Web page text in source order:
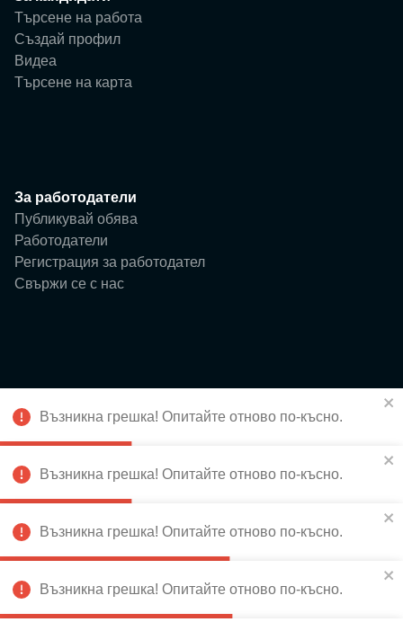
Търсене на работа
Създай профил
Видеа
Търсене на карта
За работодатели
Публикувай обява
Работодатели
Регистрация за работодател
Свържи се с нас
Блог
Събития
За нас
Истории
Абонирай се за новини
Възникна грешка! Опитайте отново по-късно.
Възникна грешка! Опитайте отново по-късно.
Възникна грешка! Опитайте отново по-късно.
Възникна грешка! Опитайте отново по-късно.